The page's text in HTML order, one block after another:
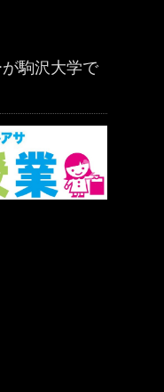
駒沢大学で